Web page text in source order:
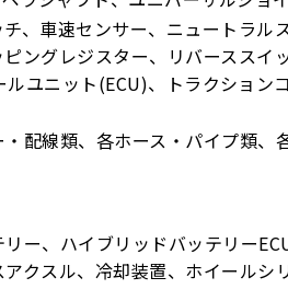
、車速センサー、ニュートラ
ングレジスター、リバーススイ
ユニット(ECU)、トラクション
配線類、各ホース・パイプ類、
ー、ハイブリッドバッテリー
クスル、冷却装置、ホイール